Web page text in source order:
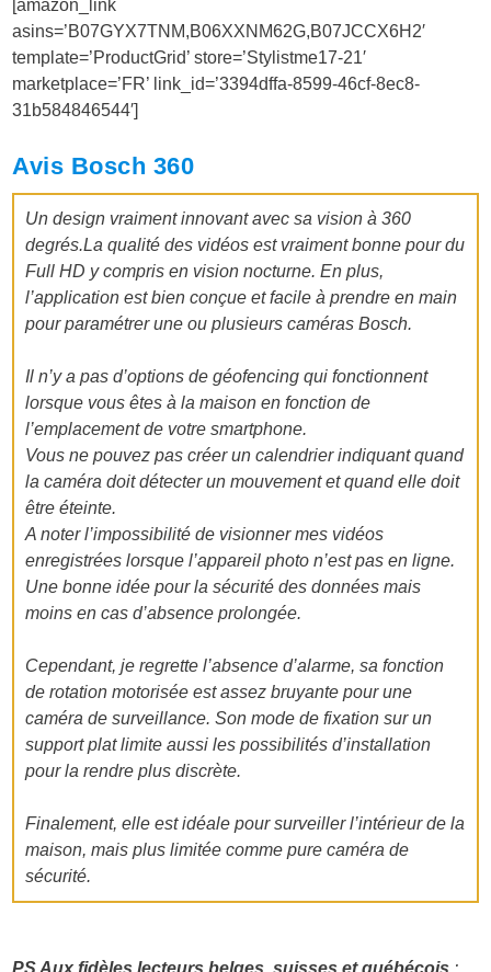
[amazon_link
asins=’B07GYX7TNM,B06XXNM62G,B07JCCX6H2′
template=’ProductGrid’ store=’Stylistme17-21′
marketplace=’FR’ link_id=’3394dffa-8599-46cf-8ec8-
31b584846544′]
Avis Bosch 360
Un design vraiment innovant avec sa vision à 360
degrés.La qualité des vidéos est vraiment bonne pour du
Full HD y compris en vision nocturne. En plus,
l’application est bien conçue et facile à prendre en main
pour paramétrer une ou plusieurs caméras Bosch.
Il n’y a pas d’options de géofencing qui fonctionnent
lorsque vous êtes à la maison en fonction de
l’emplacement de votre smartphone.
Vous ne pouvez pas créer un calendrier indiquant quand
la caméra doit détecter un mouvement et quand elle doit
être éteinte.
A noter l’impossibilité de visionner mes vidéos
enregistrées lorsque l’appareil photo n’est pas en ligne.
Une bonne idée pour la sécurité des données mais
moins en cas d’absence prolongée.
Cependant, je regrette l’absence d’alarme, sa fonction
de rotation motorisée est assez bruyante pour une
caméra de surveillance. Son mode de fixation sur un
support plat limite aussi les possibilités d’installation
pour la rendre plus discrète.
Finalement, elle est idéale pour surveiller l’intérieur de la
maison, mais plus limitée comme pure caméra de
sécurité.
PS Aux fidèles lecteurs belges, suisses et québécois :